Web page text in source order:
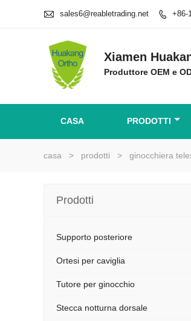
 sales6@reabletrading.net  +86-
Xiamen
Produttore OEM e
CASA PRODOTTI
casa > prodotti > ginocchiera
Prodotti
Supporto posteriore
Ortesi per caviglia
Tutore per ginocchio
Stecca notturna dorsale